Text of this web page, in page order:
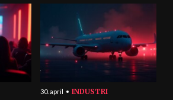
30. april INDUSTRI